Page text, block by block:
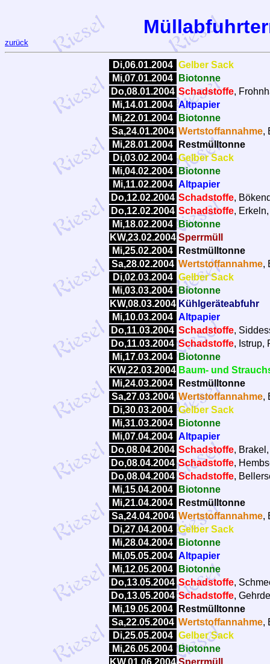
zurück
Di,06.01.2004 Gelber Sack
Mi,07.01.2004
Biotonne
Do,08.01.2004 Schadstoffe,
Mi,14.01.2004 Altpapier
Mi,22.01.2004
Biotonne
Sa,24.01.2004 Wertstoffannahme,
Mi,28.01.2004
Restmülltonne
Di,03.02.2004 Gelber Sack
Mi,04.02.2004 Biotonne
Mi,11.02.2004 Altpapier
Do,12.02.2004 Schadstoffe,
Do,12.02.2004 Schadstoffe,
Mi,18.02.2004 Biotonne
KW,23.02.2004 Sperrmüll
Mi,25.02.2004
Restmülltonne
Sa,28.02.2004 Wertstoffannahme,
Di,02.03.2004 Gelber Sack
Mi,03.03.2004 Biotonne
KW,08.03.2004 Kühlgeräteabfuhr
Mi,10.03.2004 Altpapier
Do,11.03.2004 Schadstoffe,
Do,11.03.2004 Schadstoffe, Istrup,
Mi,17.03.2004
Biotonne
KW,22.03.2004 Baum- und
Mi,24.03.2004
Restmülltonne
Sa,27.03.2004 Wertstoffannahme,
Di,30.03.2004 Gelber Sack
Mi,31.03.2004
Biotonne
Mi,07.04.2004 Altpapier
Do,08.04.2004 Schadstoffe,
Do,08.04.2004 Schadstoffe,
Do,08.04.2004 Schadstoffe,
Mi,15.04.2004
Biotonne
Mi,21.04.2004
Restmülltonne
Sa,24.04.2004 Wertstoffannahme,
Di,27.04.2004 Gelber Sack
Mi,28.04.2004
Biotonne
Mi,05.05.2004 Altpapier
Mi,12.05.2004
Biotonne
Do,13.05.2004 Schadstoffe,
Do,13.05.2004 Schadstoffe,
Mi,19.05.2004
Restmülltonne
Sa,22.05.2004 Wertstoffannahme,
Di,25.05.2004 Gelber Sack
Mi,26.05.2004 Biotonne
KW,01.06.2004 Sperrmüll